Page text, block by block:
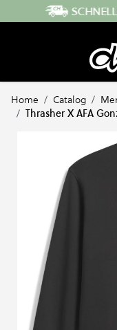
Direkt zum Inhalt
Home / Catalog /
/ Thrasher X AFA